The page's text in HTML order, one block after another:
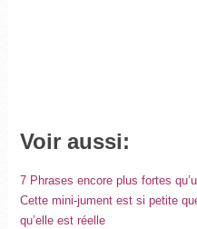
Voir aussi:
7 Phrases encore plus fortes
Cette mini-jument est si petite
qu’elle est réelle